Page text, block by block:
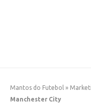
Mantos do Futebol »
Manchester City